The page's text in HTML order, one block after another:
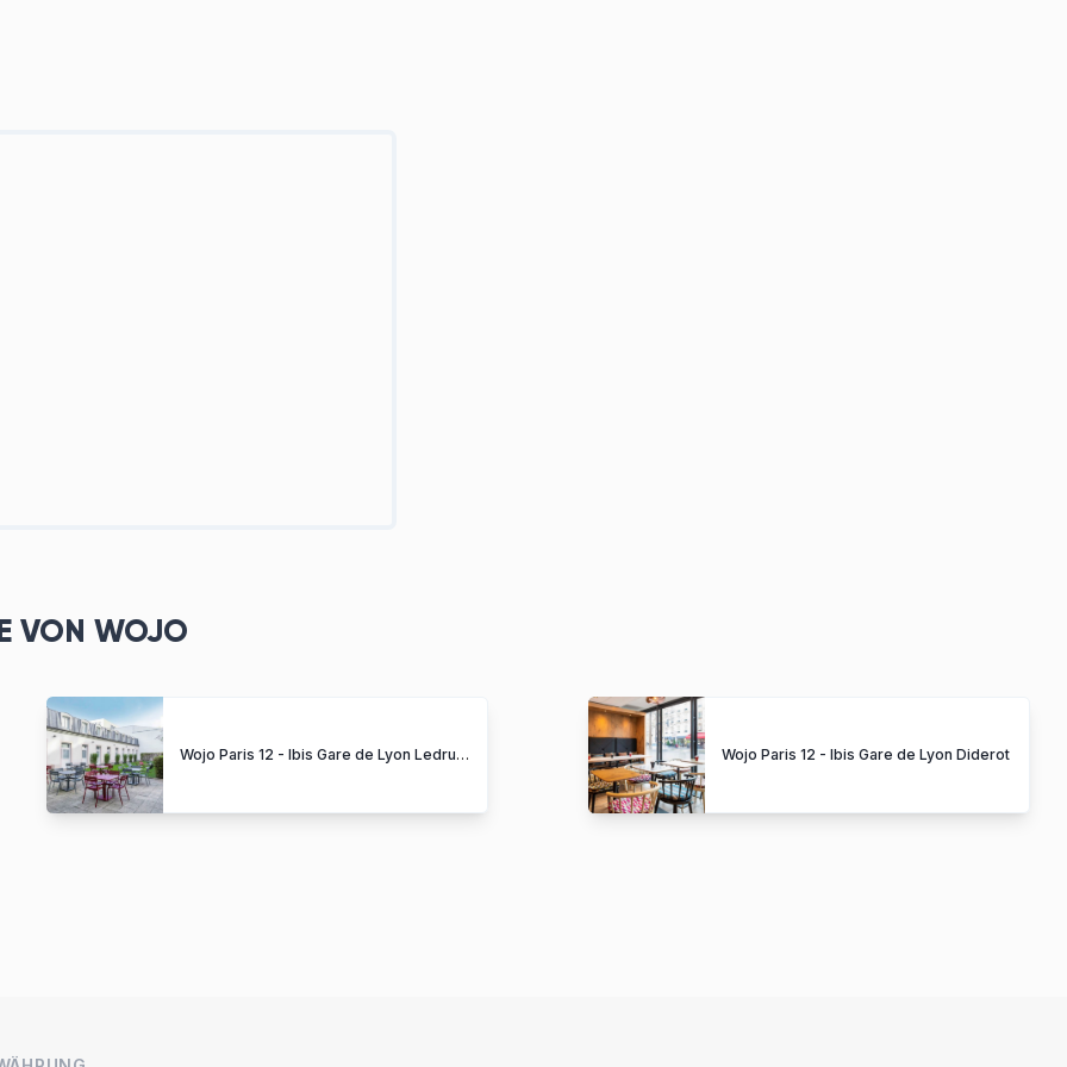
VON WOJO
Wojo Paris 12 - Ibis Gare de Lyon Ledru-Rollin Wojo Paris 12 - Ibis Gare de Lyon Diderot